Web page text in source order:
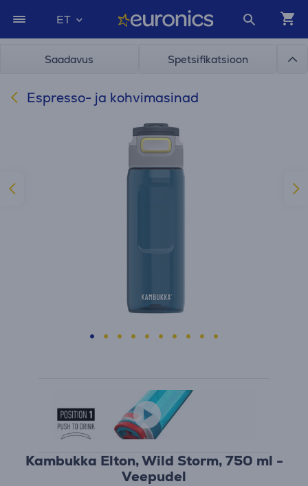
ET
Saadavus Spetsifikatsioon
Espresso- ja kohvimasinad
Kambukka Elton, Wild Storm, 750 ml -
Veepudel